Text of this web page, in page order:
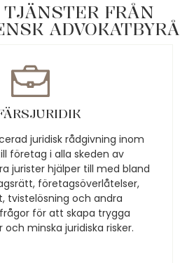
FRÅN
ADVOKATBYRÅ
juridisk rådgivning inom
företag i alla skeden av
jurister hjälper till med bland
företagsöverlåtelser,
tvistelösning och andra
för att skapa trygga
minska juridiska risker.